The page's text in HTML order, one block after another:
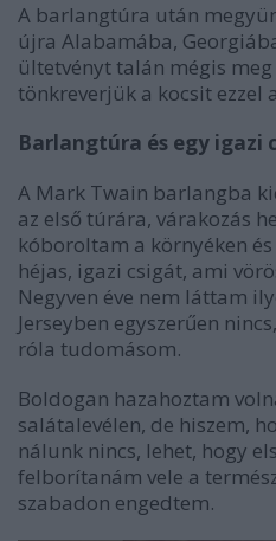
A barlangtúra után
újra Alabamába,
ültetvényt talán mégis
tönkreverjük a kocsit ezzel
Barlangtúra és egy igazi
A Mark Twain barlangba
az első túrára, várakozás
kóboroltam a környéken
héjas, igazi csigát, ami
Negyven éve nem láttam
Jerseyben egyszerűen
róla tudomásom.
Boldogan hazahoztam
salátalevélen, de hiszem,
nálunk nincs, lehet, hogy
felborítanám vele a
szabadon engedtem.